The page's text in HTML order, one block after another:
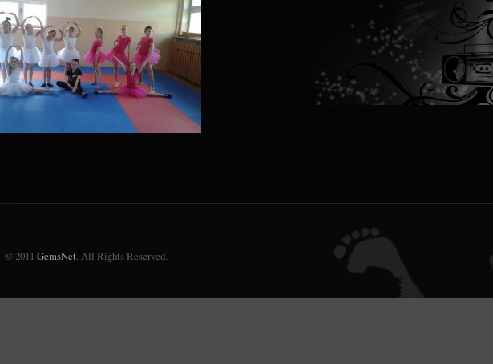
© 2011 GemsNet. All Rights Reserved.